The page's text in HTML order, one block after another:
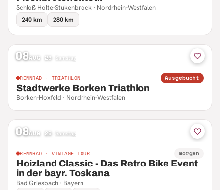
Schloß Holte-Stukenbrock · Nordrhein-Westfalen
240 km
280 km
08AUG 26 Samstag
RENNRAD · TRIATHLON Ausgebucht
Stadtwerke Borken Triathlon
Borken-Hoxfeld · Nordrhein-Westfalen
08AUG 26 Samstag
RENNRAD · VINTAGE-TOUR morgen
Hoizland Classic - Das Retro Bike Event
in der bayr. Toskana
Bad Griesbach · Bayern